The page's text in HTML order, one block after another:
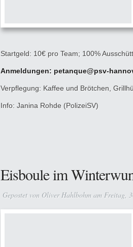
Startgeld: 10€ pro Team; 100%
Anmeldungen: petanque@psv-
Verpflegung: Kaffee und Brötchen,
Info: Janina Rohde (PolizeiSV)
Eisboule im
Gepostet von Oliver Hahlbohm am Freitag,